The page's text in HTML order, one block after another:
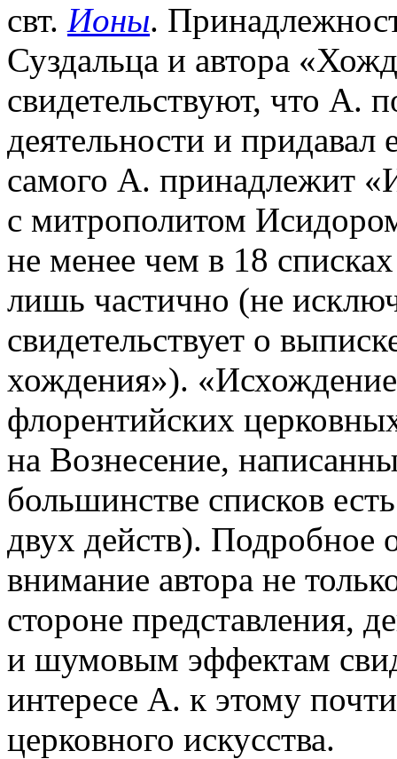
свт. Ионы.
Суздальца и автора
свидетельствуют, что А.
деятельности и
самого А. принадлежит
с митрополитом
не менее чем в 18
лишь частично (не
свидетельствует о
хождения»).
флорентийских
на Вознесение,
большинстве списков
двух действ). Подробное
внимание автора не
стороне представления,
и шумовым эффектам
интересе А. к этому
церковного искусства.